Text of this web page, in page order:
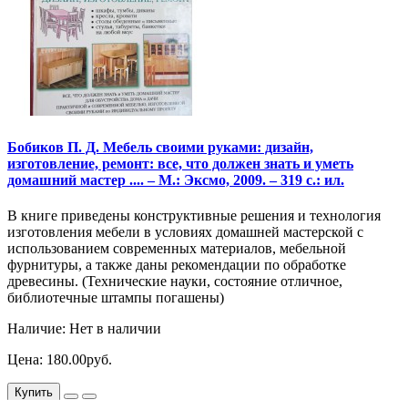
Бобиков П. Д. Мебель своими руками: дизайн,
изготовление, ремонт: все, что должен знать и уметь
домашний мастер .... – М.: Эксмо, 2009. – 319 с.: ил.
В книге приведены конструктивные решения и технология
изготовления мебели в условиях домашней мастерской с
использованием современных материалов, мебельной
фурнитуры, а также даны рекомендации по обработке
древесины. (Технические науки, состояние отличное,
библиотечные штампы погашены)
Наличие: Нет в наличии
Цена: 180.00руб.
Купить